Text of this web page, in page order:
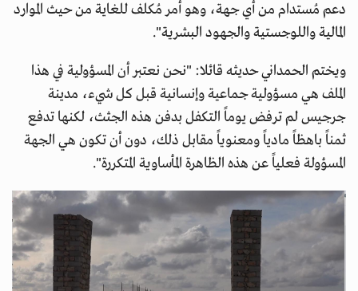
دعم مُستدام من أي جهة، وهو أمر مُكلف للغاية من حيث الموارد
المالية واللوجستية والجهود البشرية".
ويختم الحمداني حديثه قائلا: "نحن نعتبر أن المسؤولية في هذا
الملف هي مسؤولية جماعية وإنسانية قبل كل شيء، مدينة
جرجيس لم ترفض يوماً التكفل بدفن هذه الجثث، لكنها تدفع
ثمناً باهظاً مادياً ومعنوياً مقابل ذلك، دون أن تكون هي الجهة
المسؤولة فعلياً عن هذه الظاهرة المأساوية المتكررة".